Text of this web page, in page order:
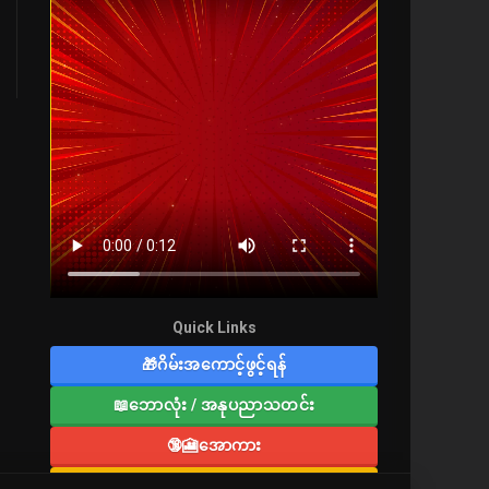
Quick Links
🎁ဂိမ်းအကောင့်ဖွင့်ရန်
📖ဘောလုံး / အနုပညာသတင်း
🔞🎦အောကား